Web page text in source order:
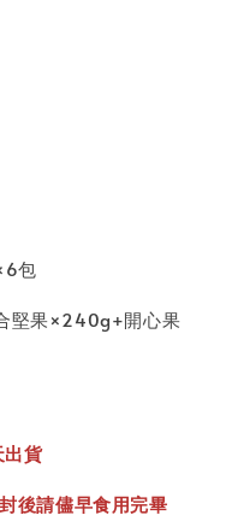
包
堅果×240g+開心果
貨
後請儘早食用完畢